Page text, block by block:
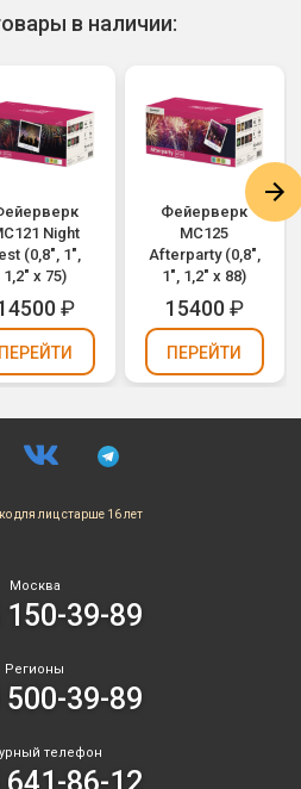
в наличии:
Night
(0,8", 1",
1,2" х 75)
₽
ПЕРЕЙТИ
Фейерверк
MC125
Afterparty (0,8",
1", 1,2" х 88)
15400₽
ПЕРЕЙТИ
для лиц старше 16 лет
Москва
150-39-89
Регионы
500-39-89
телефон